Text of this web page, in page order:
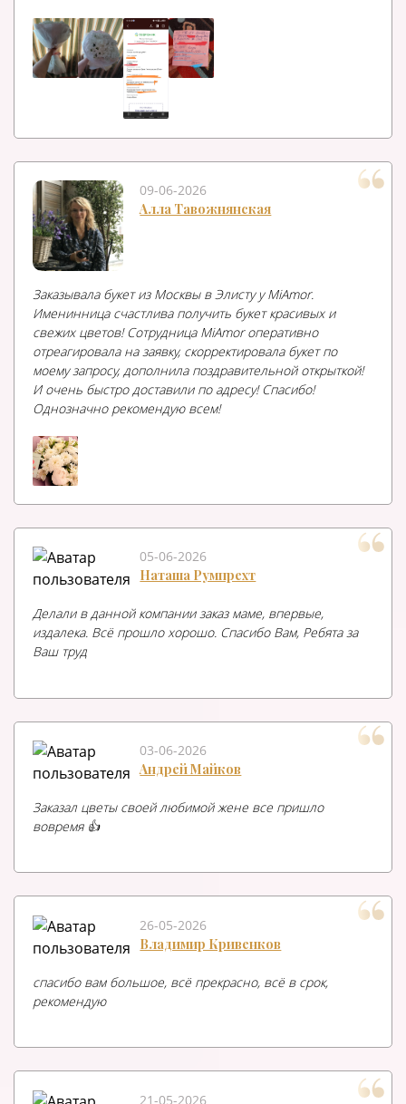
09-06-2026
Алла Тавожнянская
Заказывала букет из Москвы в Элисту у MiAmor.
Именинница счастлива получить букет красивых и
свежих цветов! Сотрудница MiAmor оперативно
отреагировала на заявку, скорректировала букет по
моему запросу, дополнила поздравительной открыткой!
И очень быстро доставили по адресу! Спасибо!
Однозначно рекомендую всем!
05-06-2026
Наташа Румпрехт
Делали в данной компании заказ маме, впервые,
издалека. Всё прошло хорошо. Спасибо Вам, Ребята за
Ваш труд
03-06-2026
Андрей Майков
Заказал цветы своей любимой жене все пришло
вовремя 👍
26-05-2026
Владимир Кривенков
спасибо вам большое, всё прекрасно, всё в срок,
рекомендую
21-05-2026